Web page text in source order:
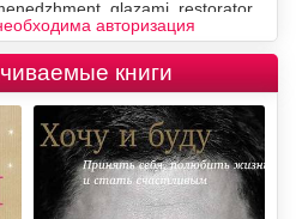
авторизация
книги